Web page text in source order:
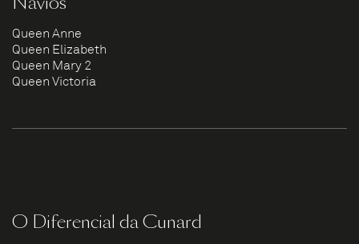
Queen Anne
Queen Elizabeth
Queen Mary 2
Queen Victoria
O Diferencial da Cunard